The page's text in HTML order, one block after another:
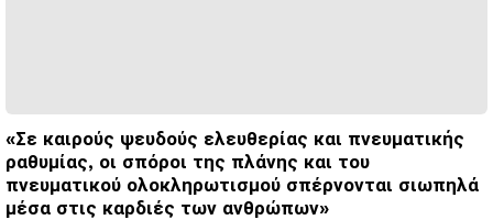
«Σε καιρούς ψευδούς ελευθερίας και πνευματικής
ραθυμίας, οι σπόροι της πλάνης και του
πνευματικού ολοκληρωτισμού σπέρνονται σιωπηλά
μέσα στις καρδιές των ανθρώπων»